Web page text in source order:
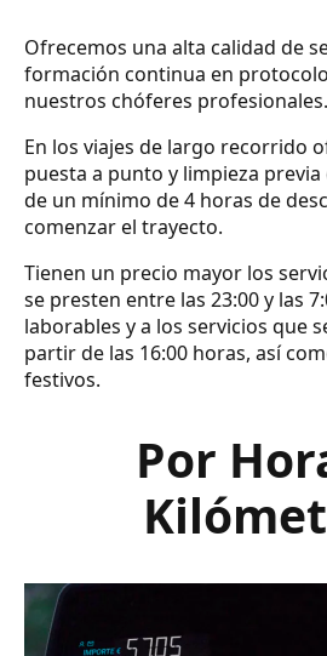
Ofrecemos una alta calidad de
formación continua en
nuestros chóferes profesionales.
En los viajes de largo recorrido
puesta a punto y limpieza
de un mínimo de 4 horas de
comenzar el trayecto.
Tienen un precio mayor los
se presten entre las 23:00 y las
laborables y a los servicios que
partir de las 16:00 horas, así
festivos.
Por